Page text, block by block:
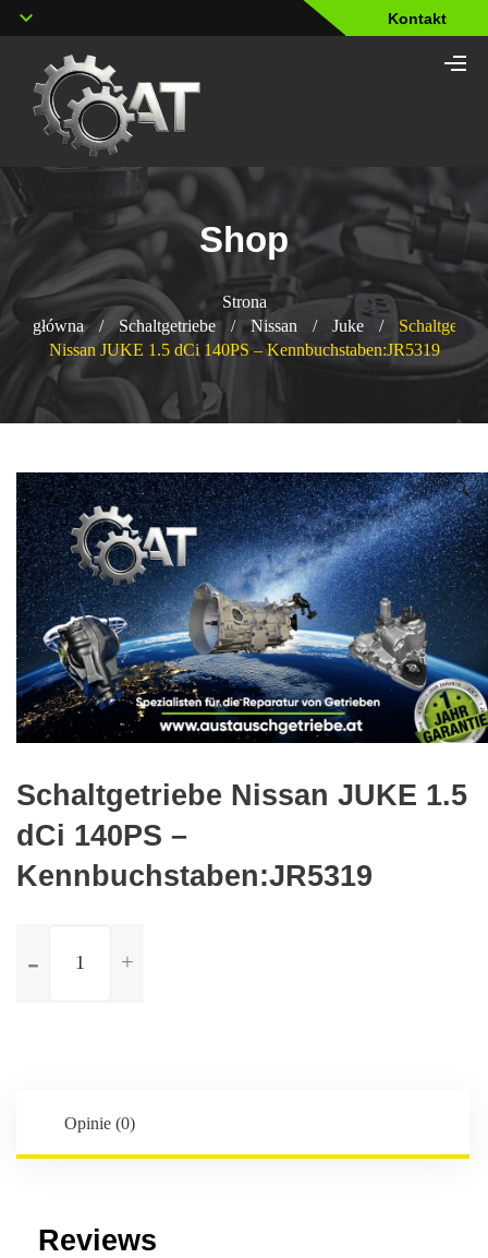
Kontakt
Shop
Strona
główna
/ Schaltgetriebe / Nissan / Juke /
Nissan JUKE 1.5 dCi 140PS – Kennbuchstaben:JR5319
🔍
Schaltgetriebe Nissan JUKE 1.5
dCi 140PS –
Kennbuchstaben:JR5319
Schaltgetriebe
Opinie (0)
Reviews